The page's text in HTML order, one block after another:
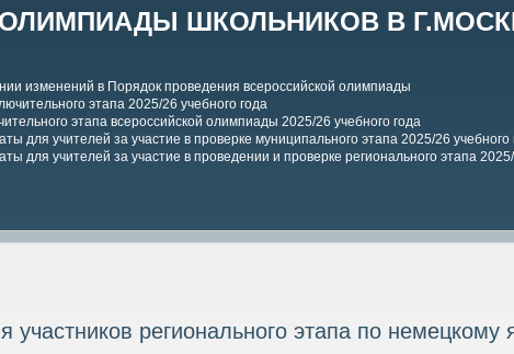
ШКОЛЬНИКОВ В
изменений в Порядок проведения всероссийской олимпиады
этапа 2025/26 учебного года
этапа всероссийской олимпиады 2025/26 учебного года
для учителей за участие в проверке муниципального этапа 2025/26
для учителей за участие в проведении и проверке регионального этапа
регионального этапа по немецкому